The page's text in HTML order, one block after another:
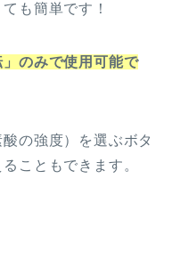
も簡単です！
のみで使用可能で
の強度）を選ぶボタ
こともできます。